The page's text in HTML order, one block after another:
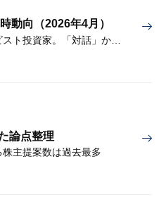
動向（2026年4月）
論点整理
主提案数は過去最多